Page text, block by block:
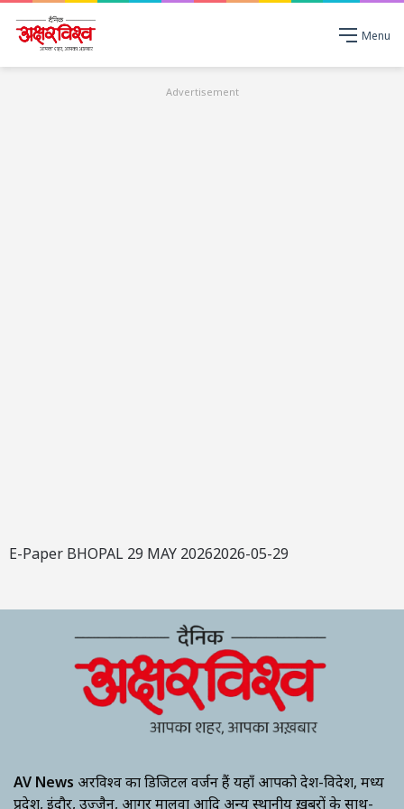
Menu
Advertisement
E-Paper BHOPAL 29 MAY 20262026-05-29
AV News अक्षरविश्व का डिजिटल वर्जन हैं यहाँ आपको देश-विदेश, मध्य
प्रदेश, इंदौर, उज्जैन, आगर मालवा आदि अन्य स्थानीय ख़बरों के साथ-